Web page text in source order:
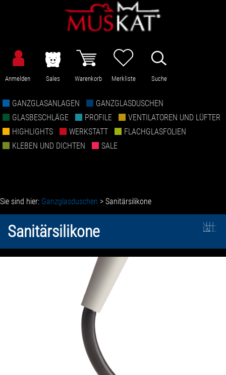
Anmelden Sales Warenkorb Merkliste Suche
GANZGLASANLAGEN
GANZGLASDUSCHEN
GLASBESCHLÄGE
PROFILE
VENTILATOREN UND LÜFTER
HIGHLIGHTS
WERKSTATT
FLACHGLASFOLIEN
KLEBEN UND DICHTEN
SALE
Sie sind hier: Ganzglasduschen > Sanitärsilikone
Sanitärsilikone